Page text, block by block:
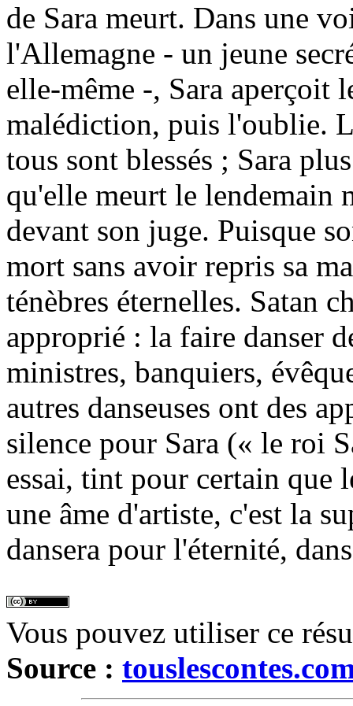
de Sara meurt. Dans une
l'Allemagne - un jeune
elle-même -, Sara aperçoit
malédiction, puis l'oublie.
tous sont blessés ; Sara
qu'elle meurt le lendemain
devant son juge. Puisque
mort sans avoir repris sa
ténèbres éternelles. Satan
approprié : la faire danser
ministres, banquiers,
autres danseuses ont des
silence pour Sara (« le roi
essai, tint pour certain que
une âme d'artiste, c'est la
dansera pour l'éternité,
Vous pouvez utiliser ce
Source :